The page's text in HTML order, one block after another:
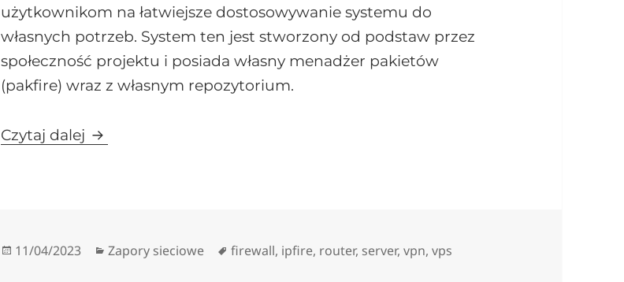
użytkownikom na łatwiejsze dostosowywanie systemu do
własnych potrzeb. System ten jest stworzony od podstaw przez
społeczność projektu i posiada własny menadżer pakietów
(pakfire) wraz z własnym repozytorium.
Czytaj dalej Nowa zapora sieciowa – IPFire już w sklepie
Data
11/04/2023 Kategorie
Zapory sieciowe Tagi
firewall, ipfire, router, server,vpn,vps